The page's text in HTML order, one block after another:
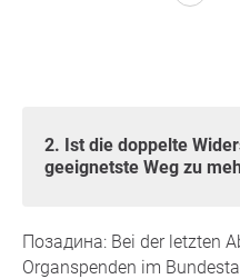
2. Ist die doppelte Widerspruchsregelung der
geeignetste Weg zu
Позадина: Bei der letzten
Organspenden im